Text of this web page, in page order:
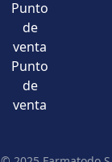
Punto
de
venta